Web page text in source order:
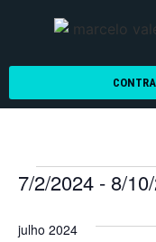
7/2/2024 - 8/
data.
julho 2024